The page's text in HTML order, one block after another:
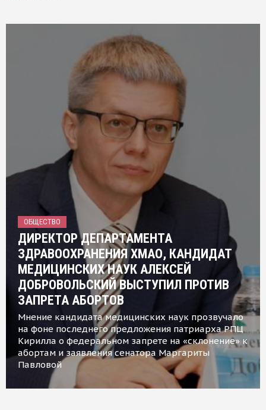
ОБЩЕСТВО
ДИРЕКТОР ДЕПАРТАМЕНТА
ЗДРАВООХРАНЕНИЯ ХМАО, КАНДИДАТ
МЕДИЦИНСКИХ НАУК АЛЕКСЕЙ
ДОБРОВОЛЬСКИЙ ВЫСТУПИЛ ПРОТИВ
ЗАПРЕТА АБОРТОВ
Мнение кандидата медицинских наук прозвучало
на фоне последнего предложения патриарха РПЦ
Кирилла о федеральном запрете на «склонение» к
абортам и заявления сенатора Маргариты
Павловой